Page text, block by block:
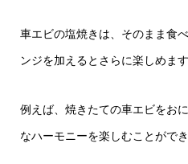
車エビの塩焼きは、そのまま食
ンジを加えるとさらに楽しめます
例えば、焼きたての車エビをお
なハーモニーを楽しむことができ